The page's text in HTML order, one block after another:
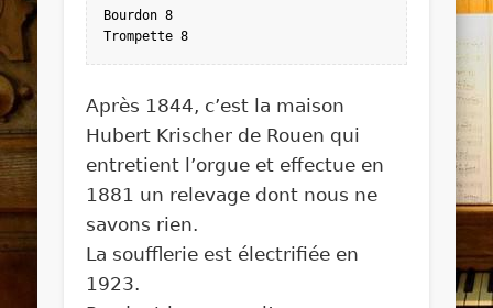
Bourdon 8
Trompette 8
Après 1844, c’est la maison
Hubert Krischer de Rouen qui
entretient l’orgue et effectue en
1881 un relevage dont nous ne
savons rien.
La soufflerie est électrifiée en
1923.